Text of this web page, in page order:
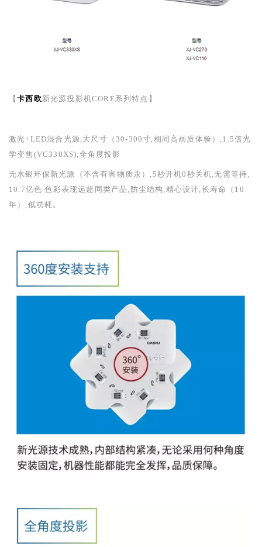
【卡西欧新光源投影机CORE系列特点】
激光+LED混合光源,大尺寸（30-300寸,相同高画质体验）, 1.5倍光
学变焦 (VC330XS) ,全角度投影
无水银环保新光源（不含有害物质汞）,5秒开机0 秒关机,无需等待,
10.7亿色 色彩表现远超同类产品,防尘结构,精心设计,长寿命（ 10
年）,低功耗。